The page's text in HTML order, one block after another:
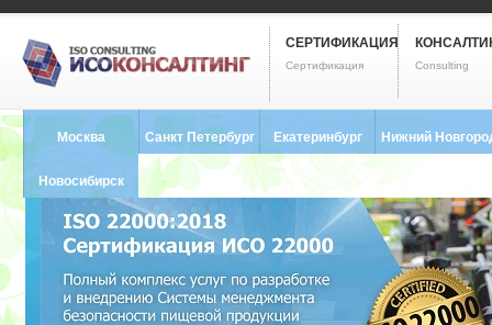
СЕРТИФИКАЦИЯ
Сертификация Consulting
Москва Санкт Петербург
8 (812) 748-2493
Екатеринбург
8 (343) 237-2593
Нижний
Новосибирск
8 (383) 227-8449